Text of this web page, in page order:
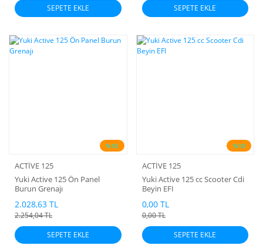
SEPETE EKLE
SEPETE EKLE
%10
ACTİVE 125
Yuki Active 125 Ön Panel
Burun Grenajı
2.028,63 TL
2.254,04 TL
SEPETE EKLE
%10
ACTİVE 125
Yuki Active 125 cc Scooter Cdi
Beyin EFI
0,00 TL
0,00 TL
SEPETE EKLE